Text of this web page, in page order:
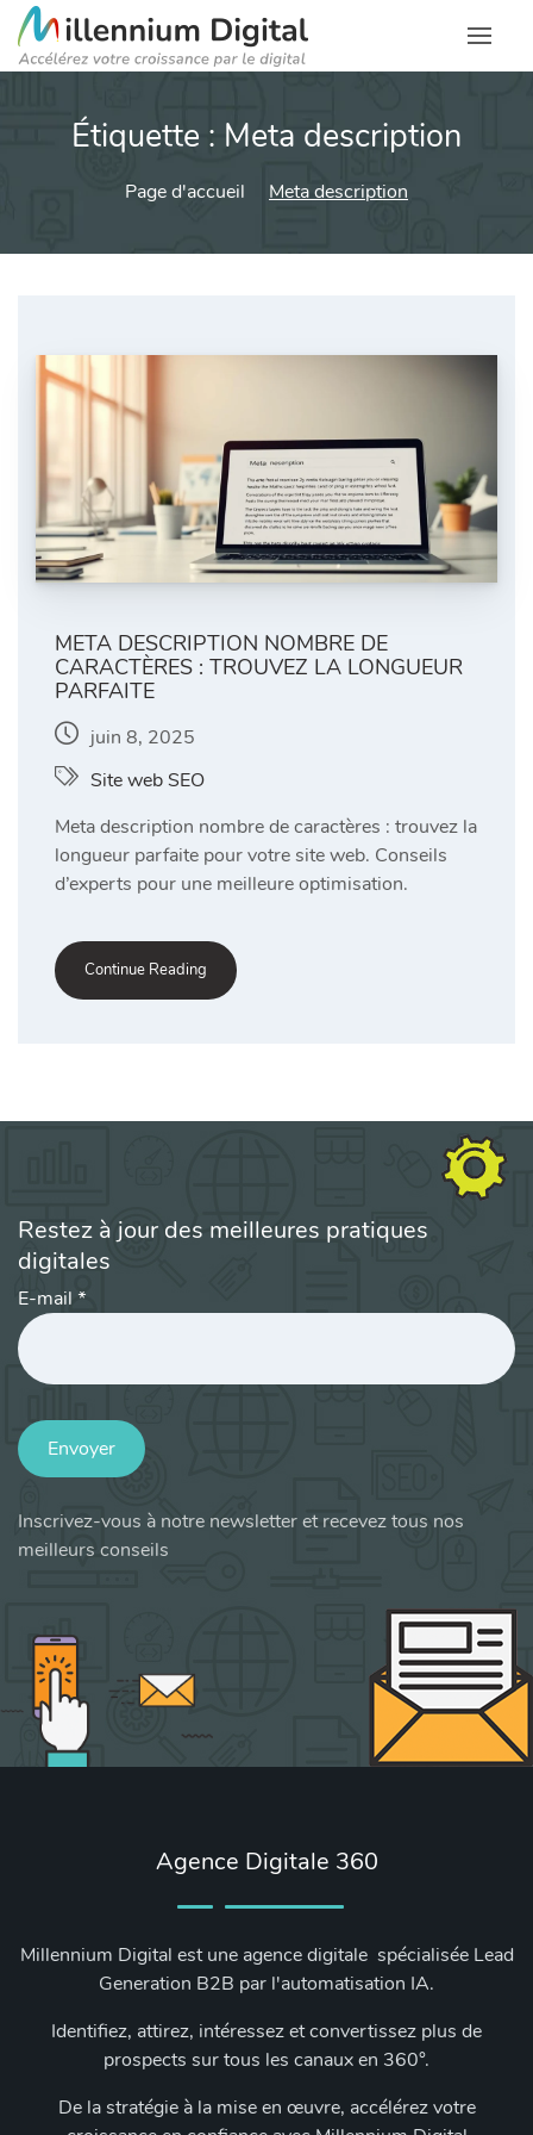
Étiquette : Meta description
Page d'accueil Meta description
META DESCRIPTION NOMBRE DE
CARACTÈRES : TROUVEZ LA LONGUEUR
PARFAITE
juin 8, 2025
Site web SEO
Meta description nombre de caractères : trouvez la
longueur parfaite pour votre site web. Conseils
d’experts pour une meilleure optimisation.
Continue Reading
Restez à jour des meilleures pratiques
digitales
E-mail *
Envoyer
Inscrivez-vous à notre newsletter et recevez tous nos
meilleurs conseils
Agence Digitale 360
Millennium Digital est une agence digitale spécialisée Lead
Generation B2B par l'automatisation IA.
Identifiez, attirez, intéressez et convertissez plus de
prospects sur tous les canaux en 360°.
De la stratégie à la mise en œuvre, accélérez votre